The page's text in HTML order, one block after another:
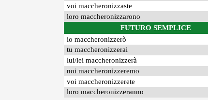
voi maccheronizzaste
loro maccheronizzarono
FUTURO SEMPLICE
io maccheronizzerò
tu maccheronizzerai
lui/lei maccheronizzerà
noi maccheronizzeremo
voi maccheronizzerete
loro maccheronizzeranno